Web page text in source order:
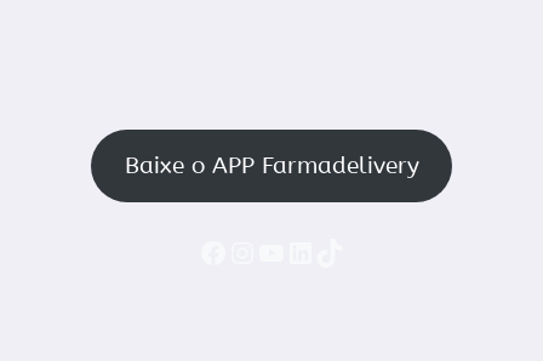
Baixe o APP Farmadelivery